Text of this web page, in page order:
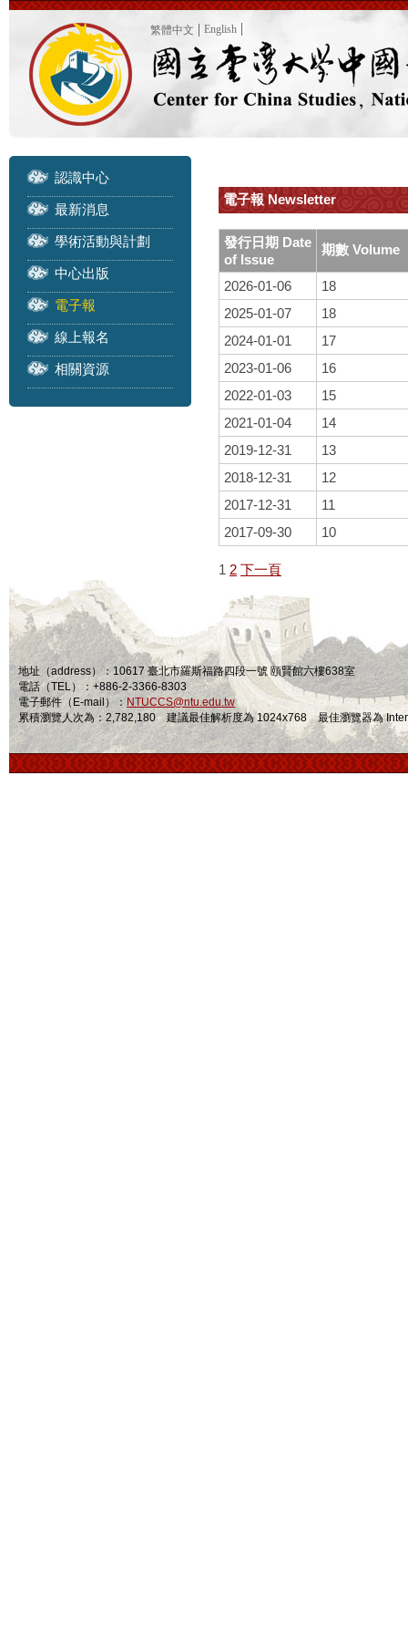
繁體中文 English
認識中心
最新消息
學術活動與計劃
中心出版
電子報
線上報名
相關資源
電子報 Newsletter
發行日期 Date
of Issue
期數 Volume
2026-01-06
18
2025-01-07
18
2024-01-01
17
2023-01-06
16
2022-01-03
15
2021-01-04
14
2019-12-31
13
2018-12-31
12
2017-12-31
11
2017-09-30
10
1 2 下一頁
地址（address）：10617 臺北市羅斯福路四段一號 頤賢館六樓638室
電話（TEL）：+886-2-3366-8303
電子郵件（E-mail）： NTUCCS@ntu.edu.tw
累積瀏覽人次為：2,782,180 建議最佳解析度為 1024x768 最佳瀏覽器為